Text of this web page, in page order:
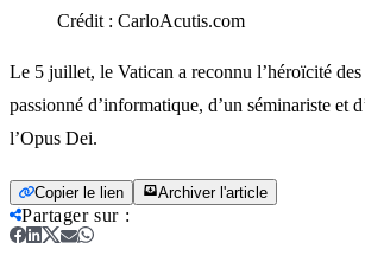
Crédit : CarloAcutis.com
Le 5 juillet, le Vatican a reconnu l’héroïcité des
passionné d’informatique, d’un séminariste et
l’Opus Dei.
Copier le lien Archiver l'article
Partager sur: